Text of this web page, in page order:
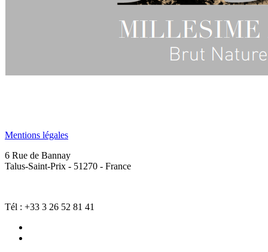
Mentions légales
6 Rue de Bannay
Talus-Saint-Prix - 51270 - France
Tél : +33 3 26 52 81 41